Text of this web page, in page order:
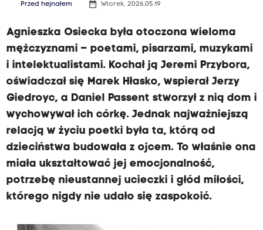
Przed hejnałem date_range Wtorek, 2026.05.19
Agnieszka Osiecka była otoczona wieloma
mężczyznami – poetami, pisarzami, muzykami
i intelektualistami. Kochał ją Jeremi Przybora,
oświadczał się Marek Hłasko, wspierał Jerzy
Giedroyc, a Daniel Passent stworzył z nią dom i
wychowywał ich córkę. Jednak najważniejszą
relacją w życiu poetki była ta, którą od
dzieciństwa budowała z ojcem. To właśnie ona
miała ukształtować jej emocjonalność,
potrzebę nieustannej ucieczki i głód miłości,
którego nigdy nie udało się zaspokoić.